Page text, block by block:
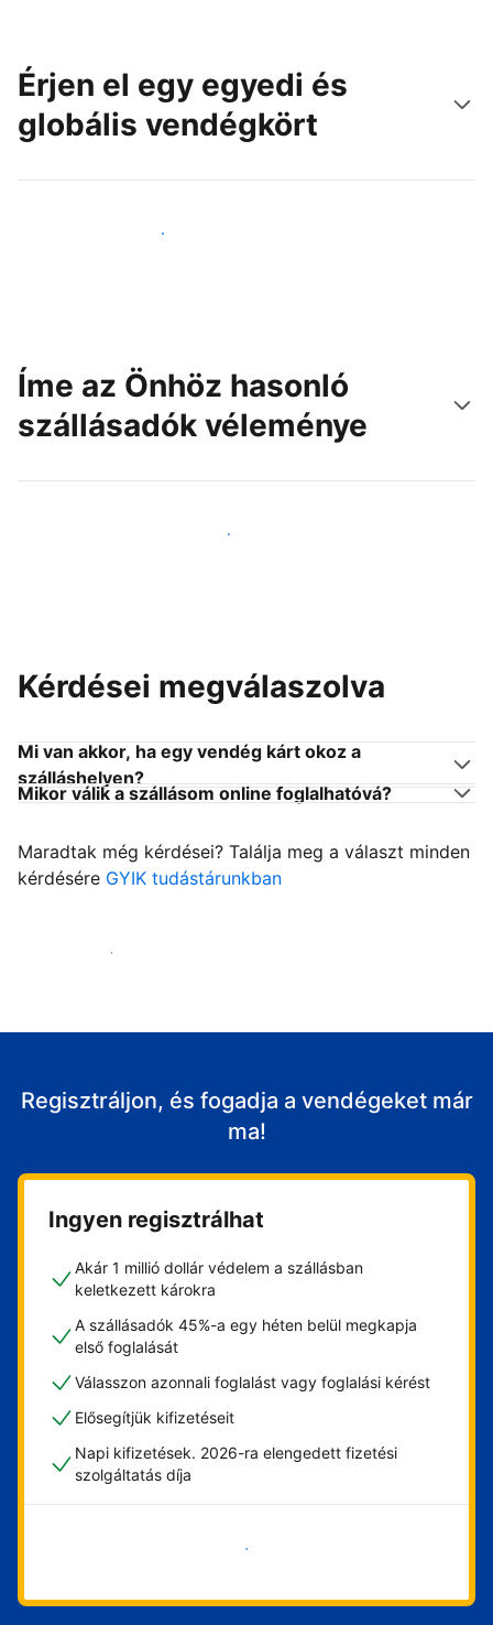
Érjen el egy egyedi és
globális vendégkört
Érjen el új vendégeket még ma
Íme az Önhöz hasonló
szállásadók véleménye
Csatlakozzon Önhöz hasonló szállásadókhoz
Kérdései megválaszolva
Mi van akkor, ha egy vendég kárt okoz a
szálláshelyen?
Mikor válik a szállásom online foglalhatóvá?
Maradtak még kérdései? Találja meg a választ minden
kérdésére GYIK tudástárunkban
Fogadja vendégeit
Regisztráljon, és fogadja a vendégeket már
ma!
Ingyen regisztrálhat
Akár 1 millió dollár védelem a szállásban
keletkezett károkra
A szállásadók 45%-a egy héten belül megkapja
első foglalását
Válasszon azonnali foglalást vagy foglalási kérést
Elősegítjük kifizetéseit
Napi kifizetések. 2026-ra elengedett fizetési
szolgáltatás díja
Vágjon bele most